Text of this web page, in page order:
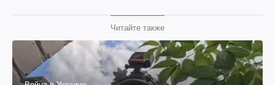
Читайте также